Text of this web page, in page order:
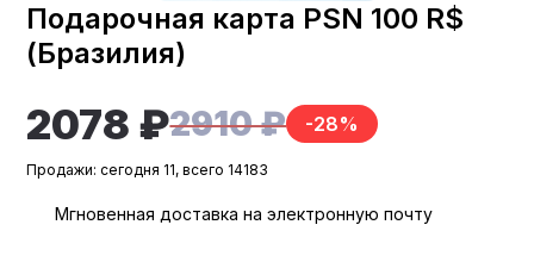
Подарочная карта PSN 100 R$
(Бразилия)
2078 ₽2910 ₽ -28%
Продажи: сегодня 11, всего 14183
Мгновенная доставка на электронную почту